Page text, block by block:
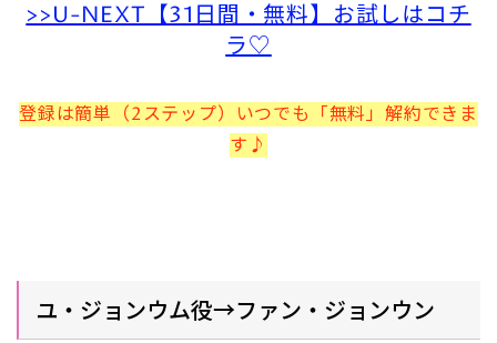
>>U-NEXT【31日間・無料】お試しはコチ
ラ♡
登録は簡単（2ステップ）いつでも「無料」解約できま
す♪
ユ・ジョンウム役→ファン・ジョンウン